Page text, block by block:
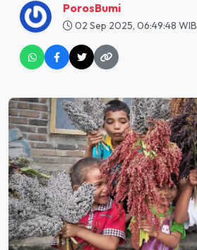
PorosBumi
02 Sep 2025, 06:49:48 WIB